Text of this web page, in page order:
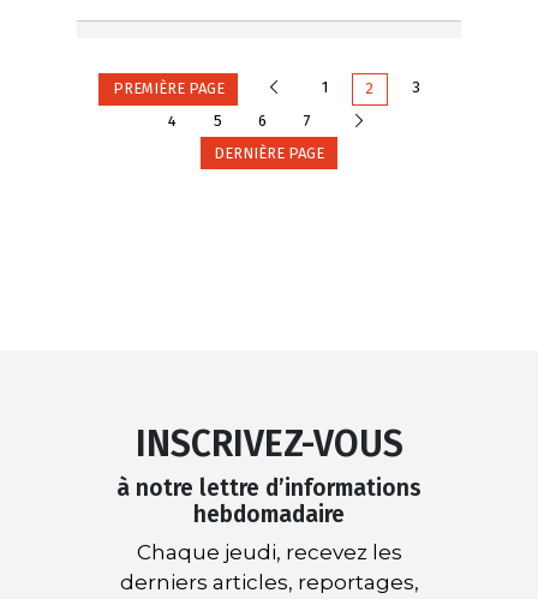
PREMIÈRE PAGE Précédente
1 2
3
4
5 6 7
DERNIÈRE PAGE
INSCRIVEZ-VOUS
à notre lettre d’informations
hebdomadaire
Chaque jeudi, recevez les
derniers articles, reportages,